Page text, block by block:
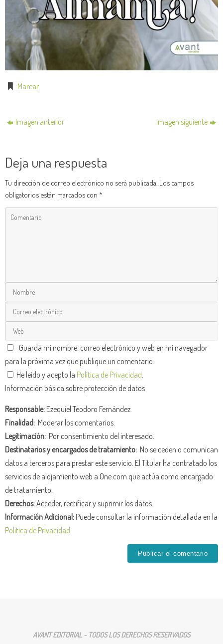
Marcar.
Imagen anterior Imagen siguiente
Deja una respuesta
Tu dirección de correo electrónico no será publicada. Los campos
obligatorios están marcados con *
Guarda mi nombre, correo electrónico y web en mi navegador
para la próxima vez que publique un comentario.
He leído y acepto la Política de Privacidad.
Información básica sobre protección de datos
Responsable:Ezequiel Teodoro Fernández.
Finalidad: Moderar los comentarios.
Legitimación: Por consentimiento del interesado.
Destinatarios y encargados de tratamiento: No se ceden o comunican
datos a terceros para prestar este servicio. El Titular ha contratado los
servicios de alojamiento web a One.com que actúa como encargado
de tratamiento.
Derechos:Acceder, rectificar y suprimir los datos.
Información Adicional:Puede consultar la información detallada en la
Política de Privacidad.
AVANT EDITORIAL - TODOS LOS DERECHOS RESERVADOS